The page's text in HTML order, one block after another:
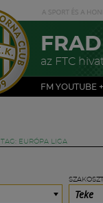
az FTC
FM YOUTUBE +
TAG: EURÓPA LIGA
Teke